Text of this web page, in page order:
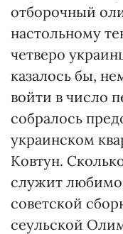
отборочный
настольному
четверо
казалось бы,
войти в число
собралось
украинском
Ковтун.
служит
советской
сеульской